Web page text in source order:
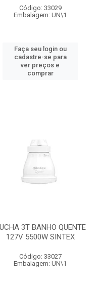
Código: 33029
Embalagem: UN\1
Faça seu login ou
cadastre-se para
ver preços e
comprar
3T BANHO QUENTE
127V 5500W SINTEX
Código: 33027
Embalagem: UN\1